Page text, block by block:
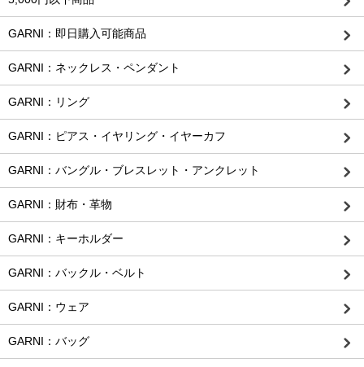
GARNI：即日購入可能商品
GARNI：ネックレス・ペンダント
GARNI：リング
GARNI：ピアス・イヤリング・イヤーカフ
GARNI：バングル・ブレスレット・アンクレット
GARNI：財布・革物
GARNI：キーホルダー
GARNI：バックル・ベルト
GARNI：ウェア
GARNI：バッグ